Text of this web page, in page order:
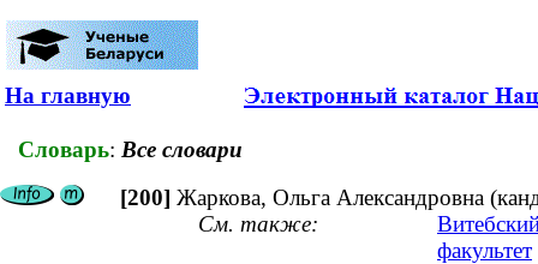
На главную
Словарь: Все словари
[200] Жаркова, Ольга Александровна
См. также:
факультет